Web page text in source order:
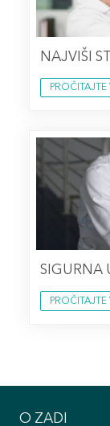
NAJVIŠI
PROČITAJTE
SIGURNA
PROČITAJTE
O ZADI